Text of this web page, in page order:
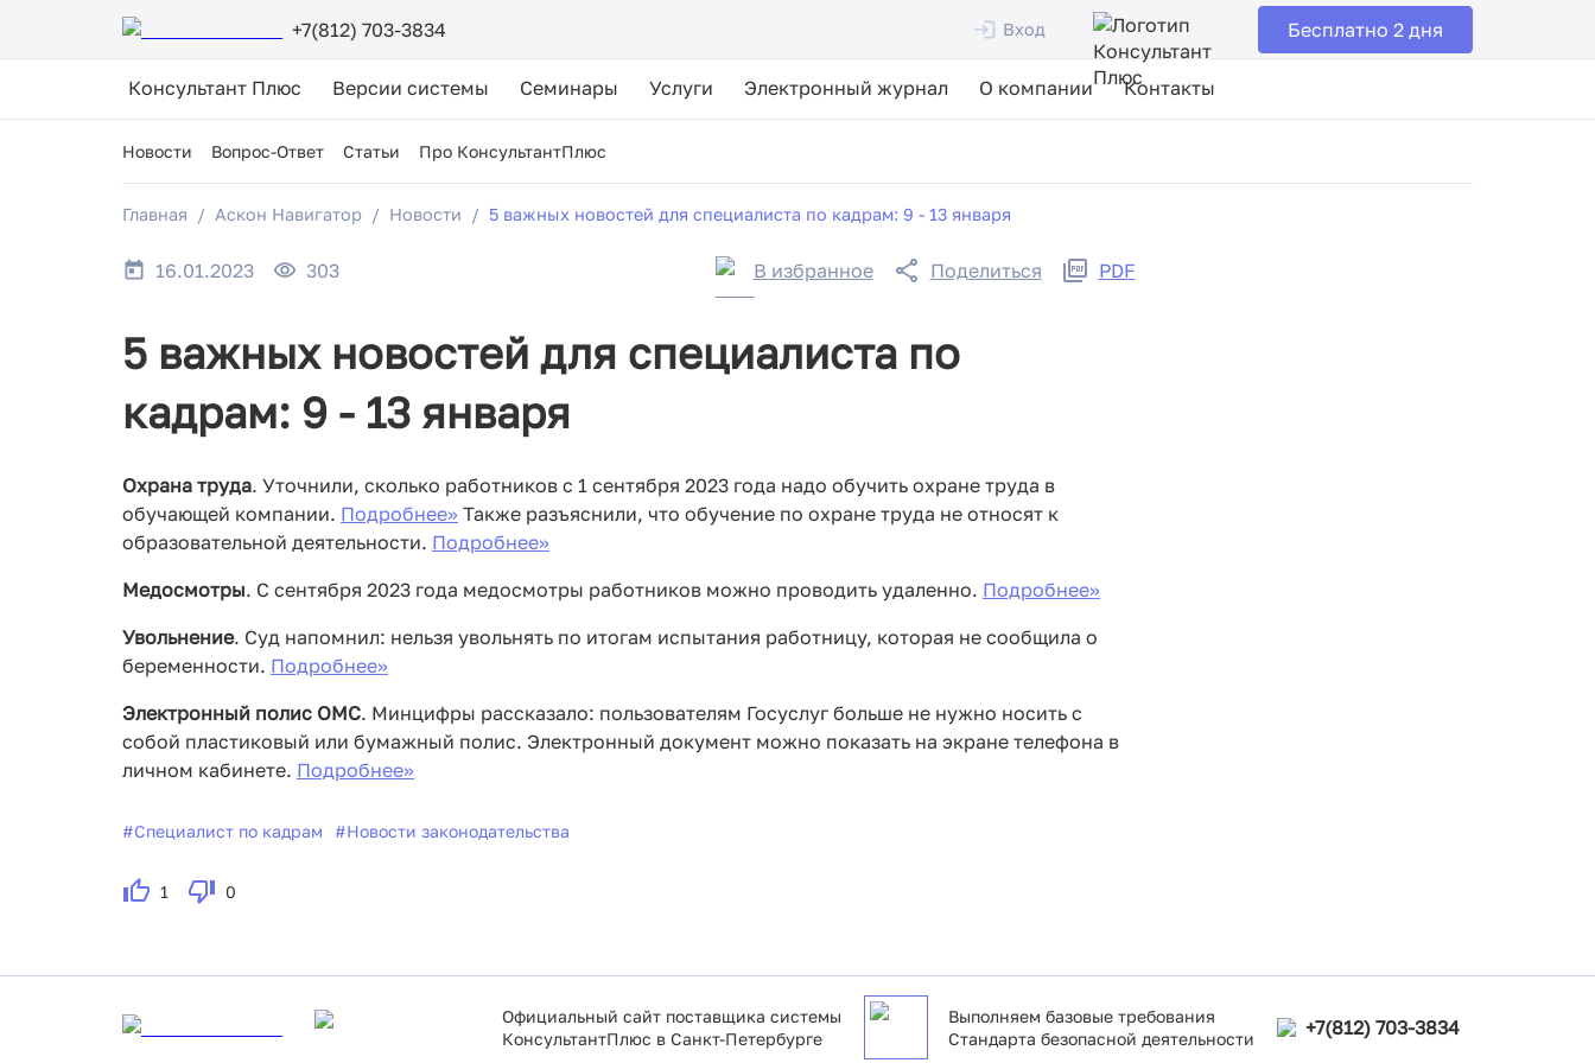
+7(812) 703-3834 Вход Бесплатно 2 дня
Консультант Плюс Версии системы Семинары Услуги Электронный журнал О компании Контакты
Новости Вопрос-Ответ Статьи Про КонсультантПлюс
Главная Аскон Навигатор Новости 5 важных новостей для специалиста по кадрам: 9 - 13 января
16.01.2023 303 В избранное Поделиться PDF
5 важных новостей для специалиста по
кадрам: 9 - 13 января
Охрана труда. Уточнили, сколько работников с 1 сентября 2023 года надо обучить охране труда в
обучающей компании. Подробнее>> Также разъяснили, что обучение по охране труда не относят к
образовательной деятельности. Подробнее>>
Медосмотры. С сентября 2023 года медосмотры работников можно проводить удаленно. Подробнее>>
Увольнение. Суд напомнил: нельзя увольнять по итогам испытания работницу, которая не сообщила о
беременности. Подробнее>>
Электронный полис ОМС. Минцифры рассказало: пользователям Госуслуг больше не нужно носить с
собой пластиковый или бумажный полис. Электронный документ можно показать на экране телефона в
личном кабинете. Подробнее>>
#Специалист по кадрам #Новости законодательства
1 0
Официальный сайт поставщика системы
КонсультантПлюс в Санкт-Петербурге
Выполняем базовые требования
Стандарта безопасной деятельности
+7(812) 703-3834